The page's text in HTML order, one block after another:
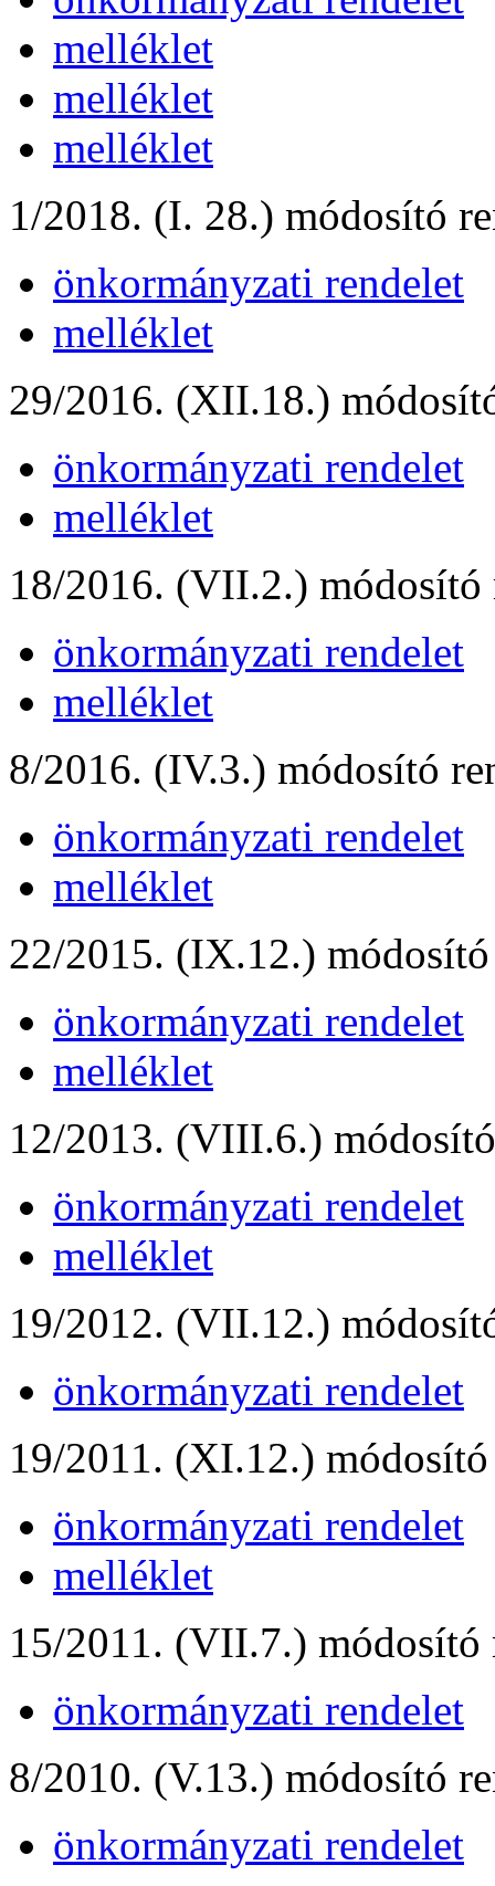
melléklet
melléklet
melléklet
1/2018. (I. 28.) módosító
önkormányzati rendelet
melléklet
29/2016. (XII.18.)
önkormányzati rendelet
melléklet
18/2016. (VII.2.) módosító
önkormányzati rendelet
melléklet
8/2016. (IV.3.) módosító
önkormányzati rendelet
melléklet
22/2015. (IX.12.)
önkormányzati rendelet
melléklet
12/2013. (VIII.6.)
önkormányzati rendelet
melléklet
19/2012. (VII.12.)
önkormányzati rendelet
19/2011. (XI.12.)
önkormányzati rendelet
melléklet
15/2011. (VII.7.) módosító
önkormányzati rendelet
8/2010. (V.13.) módosító
önkormányzati rendelet